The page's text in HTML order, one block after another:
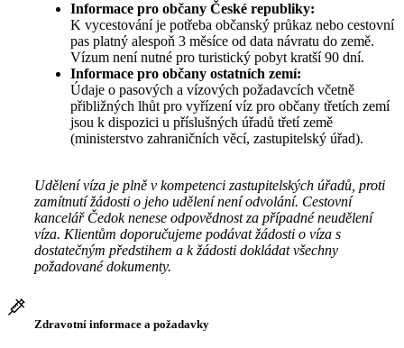
Informace pro občany České republiky:
K vycestování je potřeba občanský průkaz nebo cestovní
pas platný alespoň 3 měsíce od data návratu do země.
Vízum není nutné pro turistický pobyt kratší 90 dní.
Informace pro občany ostatních zemí:
Údaje o pasových a vízových požadavcích včetně
přibližných lhůt pro vyřízení víz pro občany třetích zemí
jsou k dispozici u příslušných úřadů třetí země
(ministerstvo zahraničních věcí, zastupitelský úřad).
Udělení víza je plně v kompetenci zastupitelských úřadů, proti
zamítnutí žádosti o jeho udělení není odvolání. Cestovní
kancelář Čedok nenese odpovědnost za případné neudělení
víza. Klientům doporučujeme podávat žádosti o víza s
dostatečným předstihem a k žádosti dokládat všechny
požadované dokumenty.
Zdravotní informace a požadavky